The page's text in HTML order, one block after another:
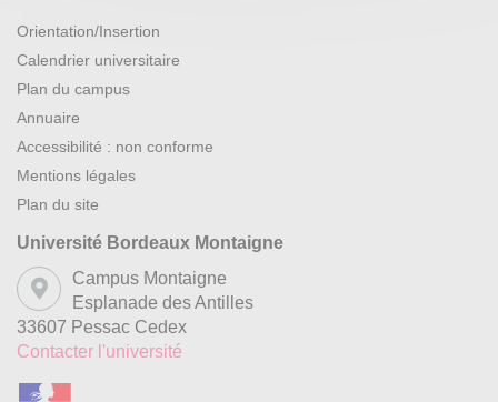
Orientation/Insertion
Calendrier universitaire
Plan du campus
Annuaire
Accessibilité : non conforme
Mentions légales
Plan du site
Université Bordeaux Montaigne
Campus Montaigne
Esplanade des Antilles
33607 Pessac Cedex
Contacter l'université